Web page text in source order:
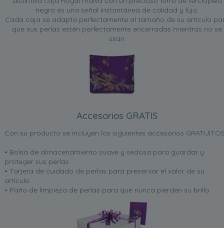
negro es una señal instantánea de calidad y lujo.
Cada caja se adapta perfectamente al tamaño de su artículo
que sus perlas estén perfectamente encerradas mientras no se
usan.
Accesorios GRATIS
Con su producto se incluyen los siguientes accesorios
• Bolsa de almacenamiento suave y sedosa para guardar y
proteger sus perlas
• Tarjeta de cuidado de perlas para preservar el valor de su
artículo
• Paño de limpieza de perlas para que nunca pierden su brillo.